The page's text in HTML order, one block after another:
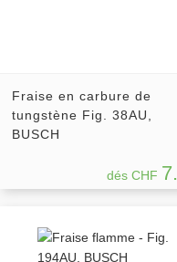
Fraise en carbure de
tungstène Fig. 38AU,
BUSCH
dés CHF